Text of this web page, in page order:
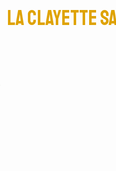
La Clayette